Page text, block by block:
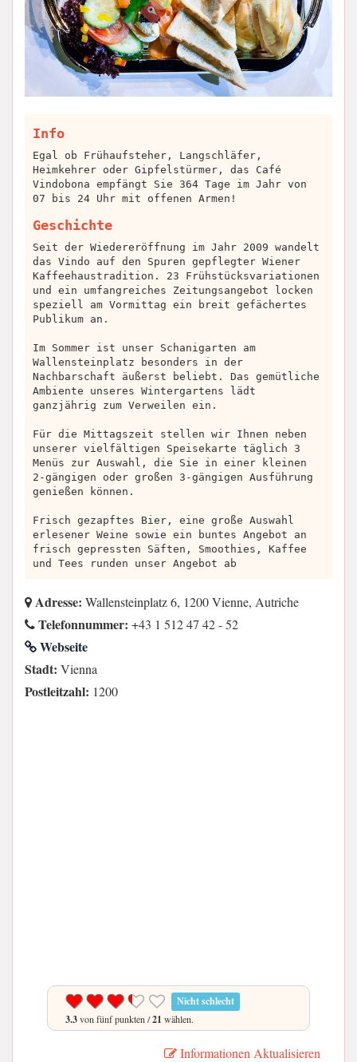
Info
Egal ob Frühaufsteher, Langschläfer,
Heimkehrer oder Gipfelstürmer, das Café
Vindobona empfängt Sie 364 Tage im Jahr von
07 bis 24 Uhr mit offenen Armen!
Geschichte
Seit der Wiedereröffnung im Jahr 2009 wandelt
das Vindo auf den Spuren gepflegter Wiener
Kaffeehaustradition. 23 Frühstücksvariationen
und ein umfangreiches Zeitungsangebot locken
speziell am Vormittag ein breit gefächertes
Publikum an.
Im Sommer ist unser Schanigarten am
Wallensteinplatz besonders in der
Nachbarschaft äußerst beliebt. Das gemütliche
Ambiente unseres Wintergartens lädt
ganzjährig zum Verweilen ein.
Für die Mittagszeit stellen wir Ihnen neben
unserer vielfältigen Speisekarte täglich 3
Menüs zur Auswahl, die Sie in einer kleinen
2-gängigen oder großen 3-gängigen Ausführung
genießen können.
Frisch gezapftes Bier, eine große Auswahl
erlesener Weine sowie ein buntes Angebot an
frisch gepressten Säften, Smoothies, Kaffee
und Tees runden unser Angebot ab
Adresse: Wallensteinplatz 6, 1200 Vienne, Autriche
Telefonnummer: +43 1 512 47 42 - 52
Webseite
Stadt: Vienna
Postleitzahl: 1200
Nicht schlecht
3.3von fünf punkten /21 wählen.
Informationen Aktualisieren